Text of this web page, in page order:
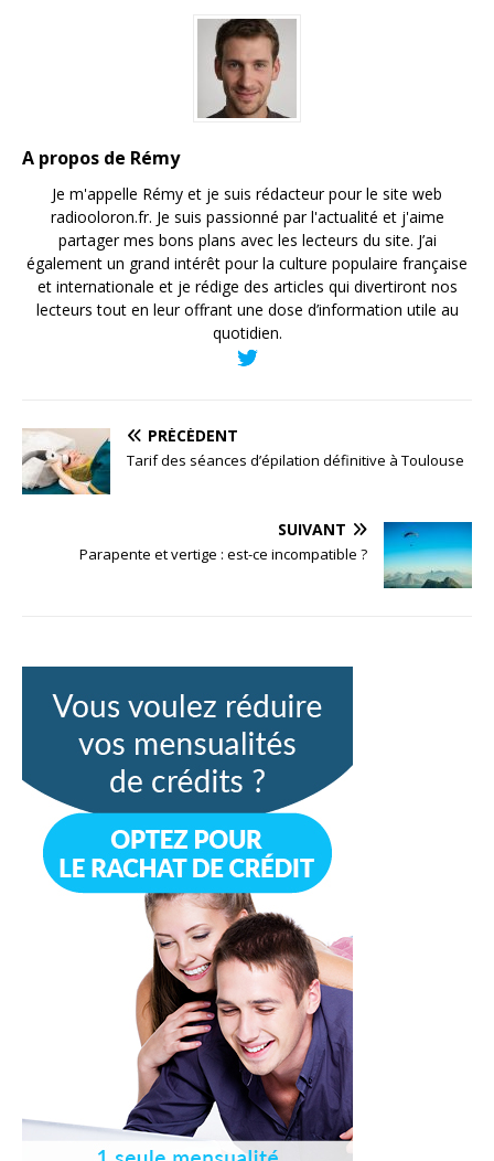
A propos de Rémy
Je m'appelle Rémy et je suis rédacteur pour le site web
radiooloron.fr. Je suis passionné par l'actualité et j'aime
partager mes bons plans avec les lecteurs du site. J’ai
également un grand intérêt pour la culture populaire française
et internationale et je rédige des articles qui divertiront nos
lecteurs tout en leur offrant une dose d’information utile au
quotidien.
PRÉCÉDENT
Tarif des séances d’épilation définitive à Toulouse
SUIVANT
Parapente et vertige : est-ce incompatible ?